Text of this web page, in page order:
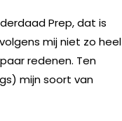
Prep, dat is
mij niet zo heel
redenen. Ten
mijn soort van